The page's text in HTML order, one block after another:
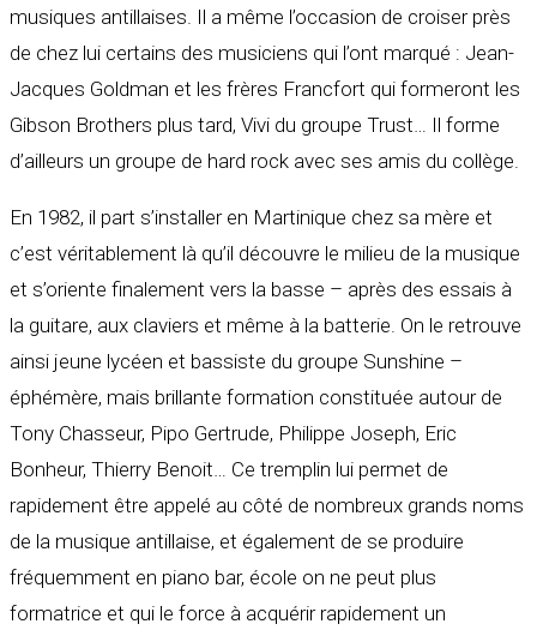
musiques antillaises. Il a même l’occasion de croiser près
de chez lui certains des musiciens qui l’ont marqué : Jean-
Jacques Goldman et les frères Francfort qui formeront les
Gibson Brothers plus tard, Vivi du groupe Trust… Il forme
d’ailleurs un groupe de hard rock avec ses amis du collège.
En 1982, il part s’installer en Martinique chez sa mère et
c’est véritablement là qu’il découvre le milieu de la musique
et s’oriente finalement vers la basse – après des essais à
la guitare, aux claviers et même à la batterie. On le retrouve
ainsi jeune lycéen et bassiste du groupe Sunshine –
éphémère, mais brillante formation constituée autour de
Tony Chasseur, Pipo Gertrude, Philippe Joseph, Eric
Bonheur, Thierry Benoit… Ce tremplin lui permet de
rapidement être appelé au côté de nombreux grands noms
de la musique antillaise, et également de se produire
fréquemment en piano bar, école on ne peut plus
formatrice et qui le force à acquérir rapidement un